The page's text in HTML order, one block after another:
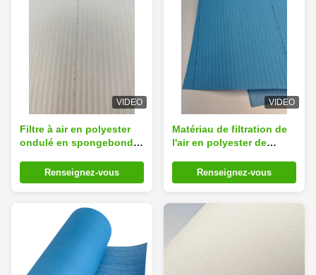
VIDEO
Filtre à air en polyester
ondulé en spongebond,
tissu médiatique,
ignifuge
Renseignez-vous
VIDEO
Matériau de filtration de
l'air en polyester de
humideRenseignez-vous